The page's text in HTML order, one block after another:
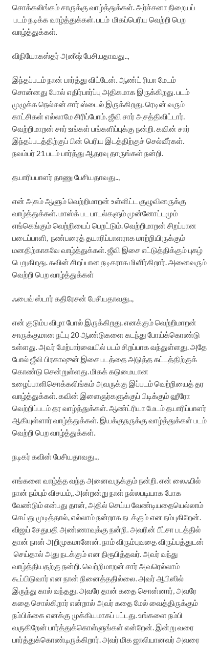
சொக்கலிங்கம் சாருக்கு வாழ்த்துக்கள். அர்ச்சனா நிறையப்
படம் நடிக்க வாழ்த்துக்கள். படம் மிகப்பெரிய வெற்றி பெற
வாழ்த்துக்கள்.
விநியோகஸ்தர் அனீஷ் பேசியதாவது..,
இந்தப்படம் நான் பார்த்து விட்டேன். ஆண்ட் ரியா மேடம்
சொன்னது போல் எதிர்பார்ப்பு அதிகமாக இருக்கிறது. படம்
முழுக்க நெல்சன் சார் ஸ்டைல் இருக்கிறது. ரெடின் வரும்
காட்சிகள் எல்லாமே சிரிப்போம். ஜீவி சார் அசத்திவிட்டார்.
வெற்றிமாறன் சார் உங்கள் பங்களிப்புக்கு நன்றி. கவின் சார்
இந்தப்படத்திற்குப் பின் பெரிய இடத்திற்குச் செல்வீர்கள்.
நவம்பர் 21 படம் பார்த்து ஆதரவு தாருங்கள் நன்றி.
தயாரிபபாளர் தாணு பேசியதாவது..,
என் அகம் ஆளும் வெற்றிமாறன் உள்ளிட்ட குழுவினருக்கு
வாழ்த்துக்கள். மாஸ்க் பட பாடல்களும் முன்னோட்டமும்
எங்கெங்கும் வெற்றியைப் பெறட்டும். வெற்றிமாறன் சிறப்பான
படைப்பாளி, நண்பரைத் தயாரிப்பாளராக மாற்றியிருக்கும்
மனதிற்காகவே வாழ்த்துக்கள். ஜீவி இசை எட்டுத்திக்கும் புகழ்
பெறுகிறது. கவின் சிறப்பான நடிகராக மிளிர்கிறார். அனைவரும்
வெற்றி பெற வாழ்த்துக்கள்
ஃபைவ் ஸ்டார் கதிரேசன் பேசியதாவது..,
என் குடும்ப விழா போல் இருக்கிறது. எனக்கும் வெற்றிமாறன்
சாருக்குமான நட்பு 20 ஆண்டுகளை கடந்து போய்க்கொண்டு
உள்ளது. அவர் மேற்பார்வையில் படம் சிறப்பாக வந்துள்ளது. அதே
போல் ஜீவி பிரகாஷுன் இசை படத்தை அடுத்த கட்டத்திற்குக்
கொண்டு சென்றுள்ளது. மிகக் கடுமையான
உழைப்பாளிசொக்கலிங்கம் அவருக்கு இப்படம் வெற்றியைத் தர
வாழ்த்துக்கள். கவின் இளைஞர்களுக்குப் பிடிக்கும் ஹீரோ
வெற்றிப்படம் தர வாழ்த்துக்கள். ஆண்ட்ரியா மேடம் தயாரிப்பாளர்
ஆகியுள்ளார் வாழ்த்துக்கள். இயக்குநருக்கு வாழ்த்துக்கள் படம்
வெற்றி பெற வாழ்த்துக்கள்.
நடிகர் கவின் பேசியதாவது..,
எங்களை வாழ்த்த வந்த அனைவருக்கும் நன்றி. என் லைஃபில்
நான் நம்பும் விசயம்,, அன்றன்று நாள் நல்லபடியாக போக
வேண்டும் என்பது தான், அதில் செய்ய வேண்டியதையெல்லாம்
செய்து முடித்தால், எல்லாம் நன்றாக நடக்கும் என நம்புகிறேன்.
விஜய் சேதுபதி அண்ணாவுக்கு நன்றி. அவரின் பீட்சா படத்தில்
தான் நான் அறிமுகமானேன். நாம் விரும்புவதை விருப்பத்துடன்
செய்தால் அது நடக்கும் என நிரூபித்தவர். அவர் வந்து
வாழ்த்தியதற்கு நன்றி. வெற்றிமாறன் சார் அவரெல்லாம்
கூப்பிடுவார் என நான் நினைத்ததில்லை. அவர் ஆபிஸில்
இருந்து கால் வந்தது. அவரே தான் கதை சொன்னார், அவரே
கதை சொல்கிறார் என்றால் அவர் கதை மேல் வைத்திருக்கும்
நம்பிக்கை எனக்கு முக்கியமாகப் பட்டது. உங்களை நம்பி
வருகிறேன் பார்த்துக்கொள்ளுங்கள் என்றேன். இன்று வரை
பார்த்துக்கொண்டிருக்கிறார். அவர் மிக ஜாலியானவர் அவரை